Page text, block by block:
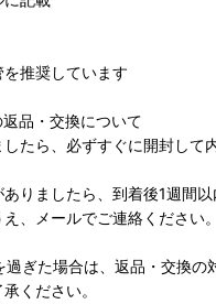
推奨しています
品・交換について
たら、必ずすぐに開封して
りましたら、到着後1週間以
、メールでご連絡ください。
ぎた場合は、返品・交換の
ください。